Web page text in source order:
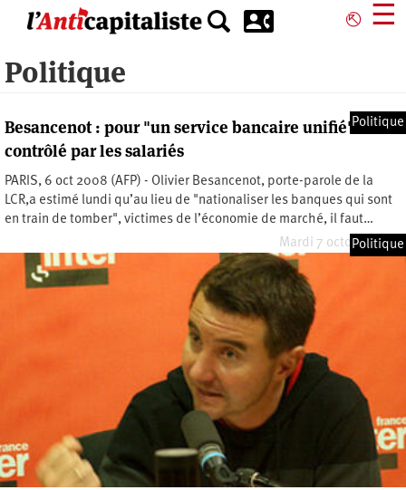
principal
⎋ ☰
Politique
Politique
Besancenot : pour "un service bancaire unifié"
contrôlé par les salariés
PARIS, 6 oct 2008 (AFP) - Olivier Besancenot, porte-parole de la
LCR,a estimé lundi qu’au lieu de "nationaliser les banques qui sont
en train de tomber", victimes de l’économie de marché, il faut…
Mardi 7 octobre 2008
Politique